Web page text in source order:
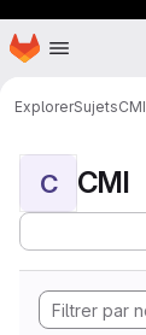
Passer au contenu principal
Page d'accueil
ExplorerSujetsCMI
C CMI